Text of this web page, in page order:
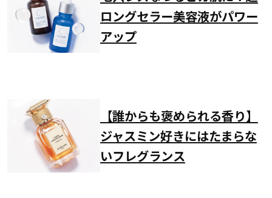
ロングセラー美容液がパワー
アップ
【誰からも褒められる香り】
ジャスミン好きにはたまらな
いフレグランス